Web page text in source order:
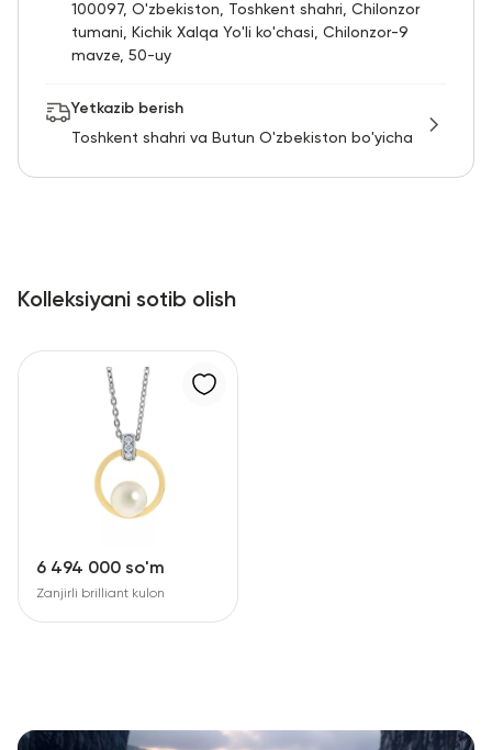
100097, O'zbekiston, Toshkent shahri, Chilonzor
tumani, Kichik Xalqa Yo'li ko'chasi, Chilonzor-9
mavze, 50-uy
Yetkazib berish
Toshkent shahri va Butun O'zbekiston bo'yicha
Kolleksiyani sotib olish
6 494 000 so'm
Zanjirli brilliant kulon